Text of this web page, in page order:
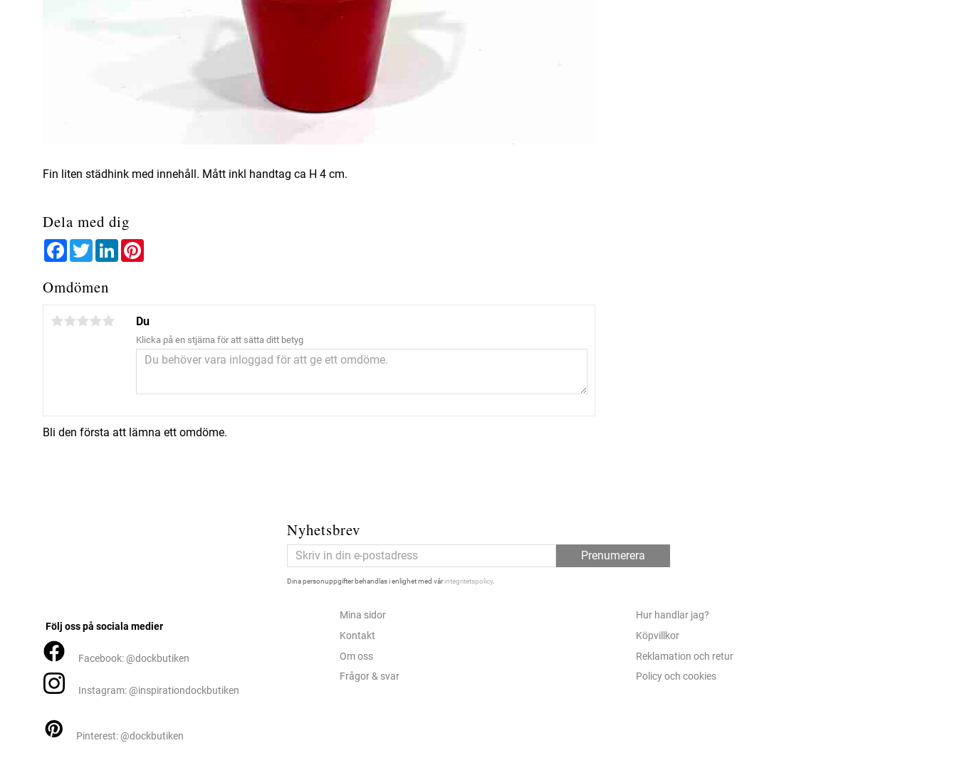
Fin liten städhink med innehåll. Mått inkl handtag ca H 4 cm.
Dela med dig
FacebookTwitterLinkedIn
Omdömen
Du
Klicka på en stjärna för att sätta ditt betyg
Bli den första att lämna ett omdöme.
Nyhetsbrev
Prenumerera
Dina personuppgifter behandlas i enlighet med vårintegritetspolicy.
Följ oss på sociala medier
Facebook: @dockbutiken
Instagram: @inspirationdockbutiken
Pinterest: @dockbutiken
Mina sidor
Kontakt
Om oss
Frågor & svar
Hur handlar jag?
Köpvillkor
Reklamation och retur
Policy och cookies